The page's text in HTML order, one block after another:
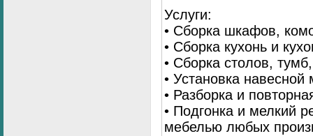
Услуги:
• Сборка шкафов,
• Сборка кухонь и
• Сборка столов,
• Установка
• Разборка и
• Подгонка и мелкий
мебелью любых